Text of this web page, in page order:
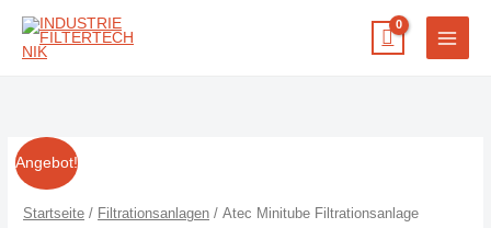
Zum
Angebot!
Startseite / Filtrationsanlagen / Atec Minitube Filtrationsanlage
Preis
Preis
Atec
Minitube
Filtrationsanlage